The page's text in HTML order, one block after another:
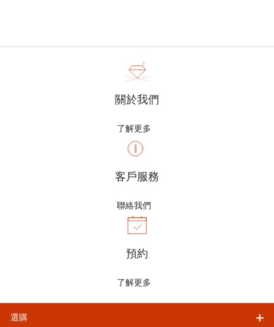
關於我們
了解更多
客戶服務
聯絡我們
預約
了解更多
選購